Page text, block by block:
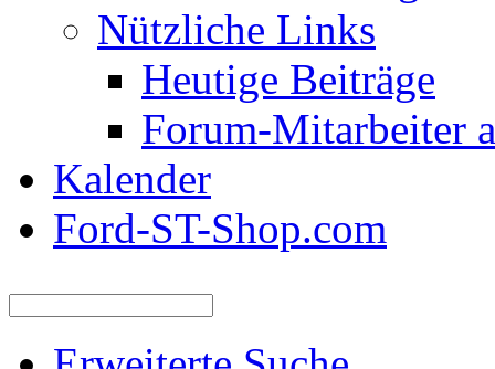
Nützliche Links
Heutige Beiträge
Forum-Mitarbeiter
Kalender
Ford-ST-Shop.com